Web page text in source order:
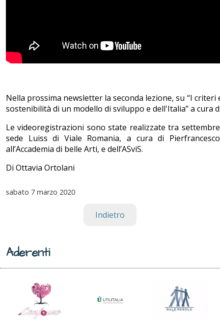
Nella prossima newsletter la seconda lezione, su “I
sostenibilità di un modello di sviluppo e dell'Italia” a cura
Le videoregistrazioni sono state realizzate tra
sede Luiss di Viale Romania, a cura di
all’Accademia di belle Arti, e dell’ASviS.
Di Ottavia Ortolani
sabato 7 marzo 2020
Indietro
Aderenti